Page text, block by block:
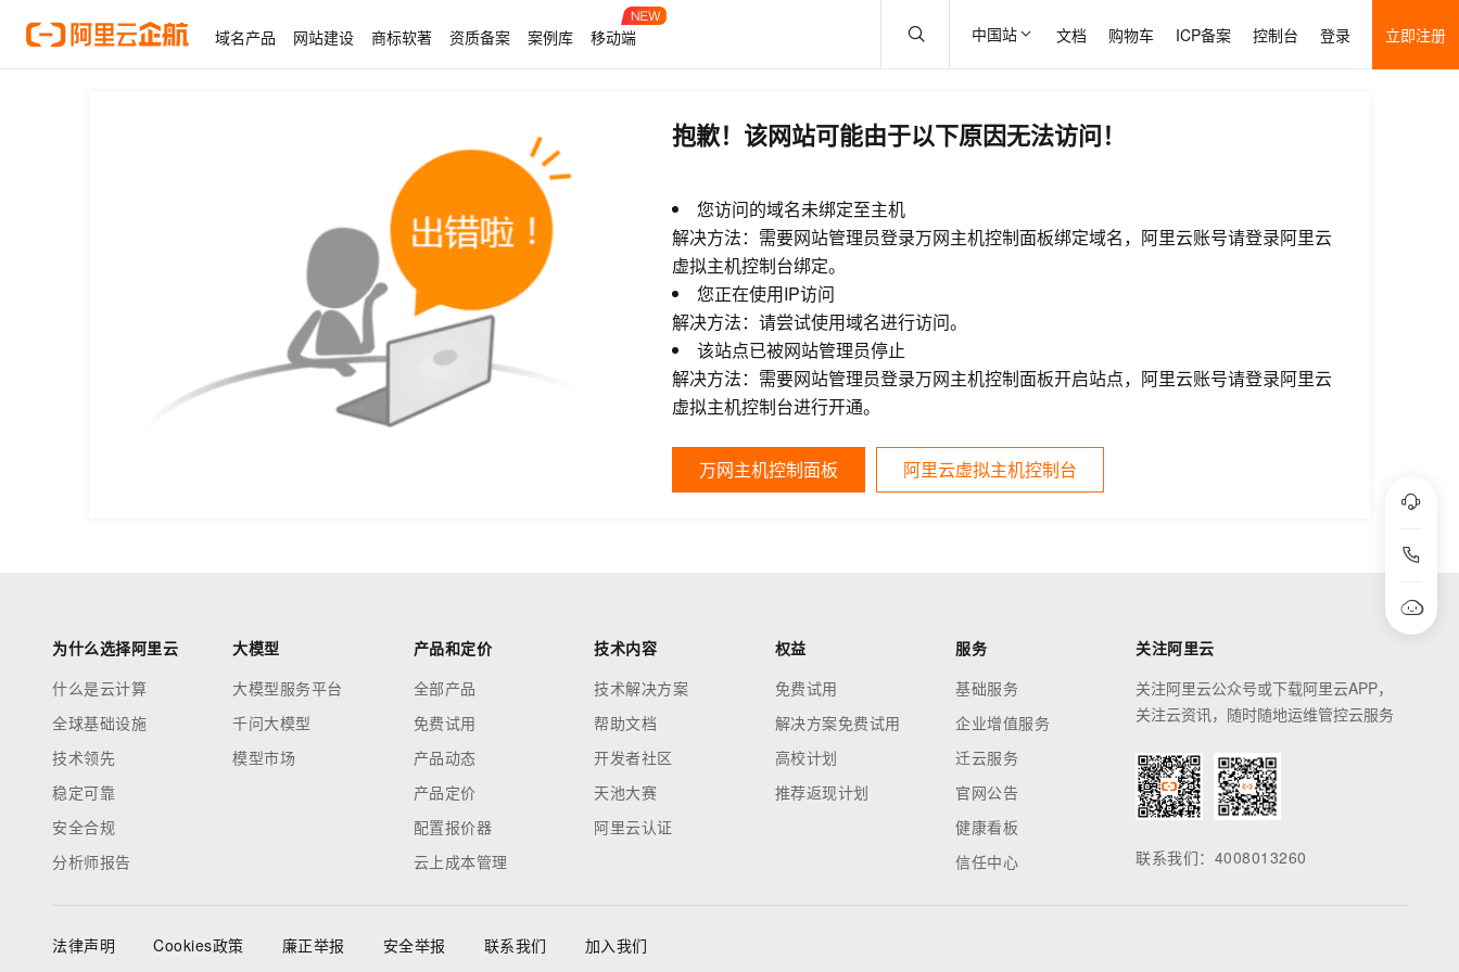
域名产品 网站建设 商标软著 资质备案 案例库 移动端 中国站 文档 购物车 ICP备案 控制台 登录 立即注册
抱歉！该网站可能由于以下原因无法访问！
您访问的域名未绑定至主机
解决方法：需要网站管理员登录万网主机控制面板绑定域名，阿里云账号请登录阿里云
虚拟主机控制台绑定。
您正在使用IP访问
解决方法：请尝试使用域名进行访问。
该站点已被网站管理员停止
解决方法：需要网站管理员登录万网主机控制面板开启站点，阿里云账号请登录阿里云
虚拟主机控制台进行开通。
万网主机控制面板 阿里云虚拟主机控制台